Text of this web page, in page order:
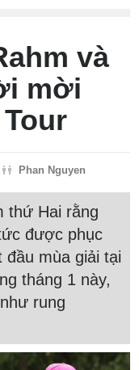
và
mời
Phan Nguyen
thứ Hai rằng
được phục
đầu mùa giải tại
tháng 1 này,
rung